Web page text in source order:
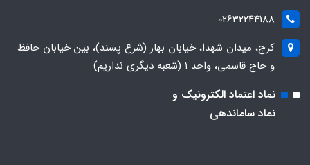
02632244188
کرج، میدان شهدا، خیابان بهار (شرع پسند)، بین خیابان حافظ
و حاج قاسمی، واحد ۱ (شعبه دیگری نداریم)
نماد اعتماد الکترونیک و
نماد ساماندهی